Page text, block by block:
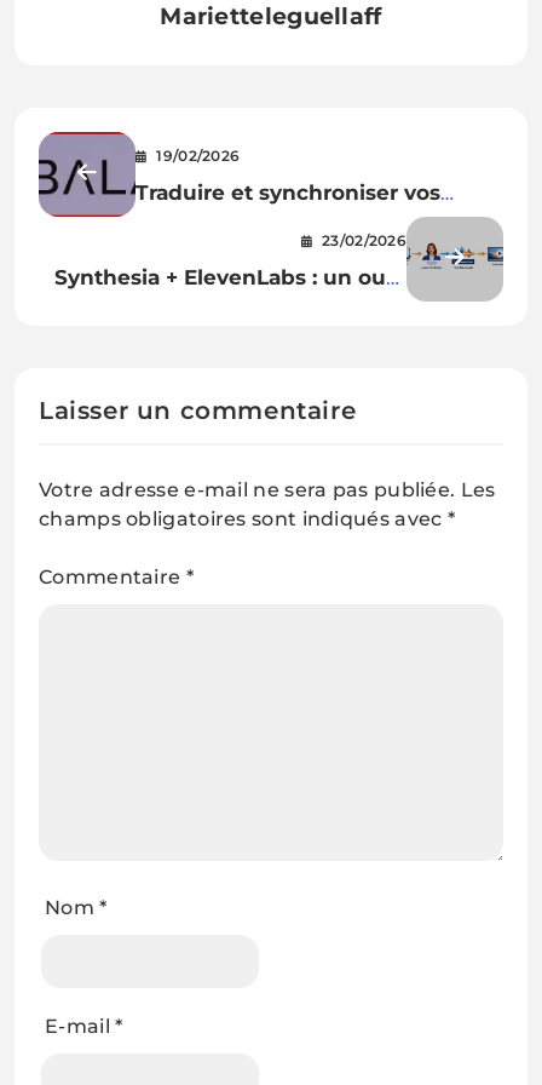
Marietteleguellaff
19/02/2026
Traduire et synchroniser vos
vidéos avec l’IA : test de Verbalate
23/02/2026
Synthesia + ElevenLabs : un outil
Laisser un commentaire
Votre adresse e-mail ne sera pas publiée. Les
champs obligatoires sont indiqués avec *
Commentaire *
Nom*
E-mail*